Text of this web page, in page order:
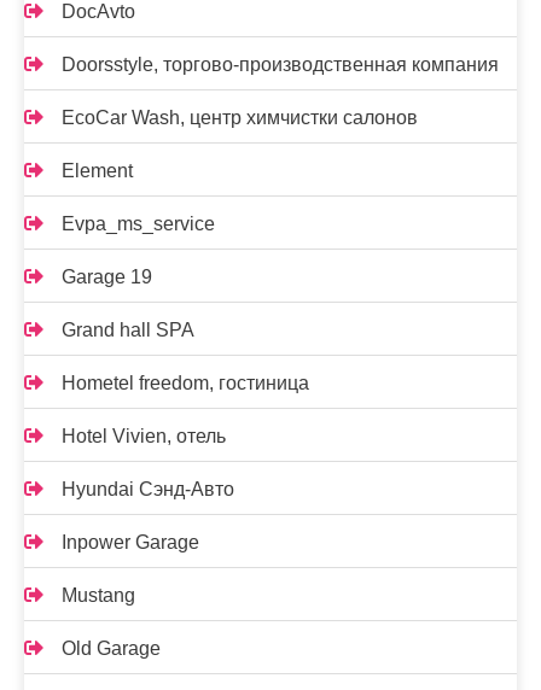
DocAvto
Doorsstyle, торгово-производственная компания
EcoCar Wash, центр химчистки салонов
Element
Evpa_ms_service
Garage 19
Grand hall SPA
Hometel freedom, гостиница
Hotel Vivien, отель
Hyundai Сэнд-Авто
Inpower Garage
Mustang
Old Garage